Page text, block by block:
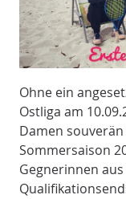
Ohne ein
Ostliga am
Damen
Sommersaison
Gegnerinnen